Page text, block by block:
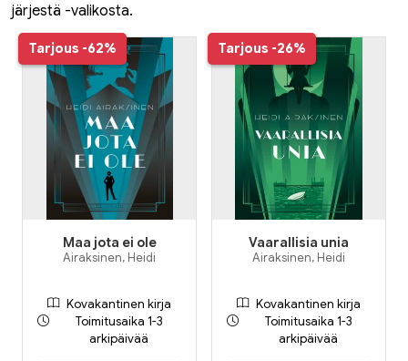
järjestä -valikosta.
Tarjous -62%
Maa jota ei ole
Airaksinen, Heidi
Kovakantinen kirja
Toimitusaika 1-3
arkipäivää
Tarjous -26%
Vaarallisia unia
Airaksinen, Heidi
Kovakantinen kirja
Toimitusaika 1-3
arkipäivää